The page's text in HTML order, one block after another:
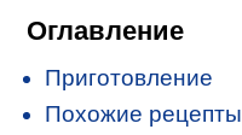
Оглавление
Приготовление
Похожие рецепты